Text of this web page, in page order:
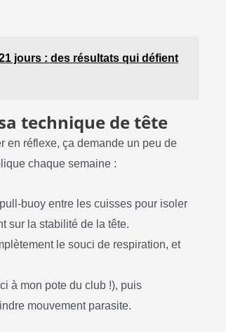
jours : des résultats qui défient
technique de tête
en réflexe, ça demande un peu de
chaque semaine :
buoy entre les cuisses pour isoler
sur la stabilité de la tête.
le souci de respiration, et
à mon pote du club !), puis
mouvement parasite.